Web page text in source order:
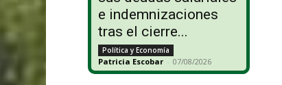
e indemnizaciones
tras el cierre...
Política y Economía
Patricia Escobar - 07/08/2026